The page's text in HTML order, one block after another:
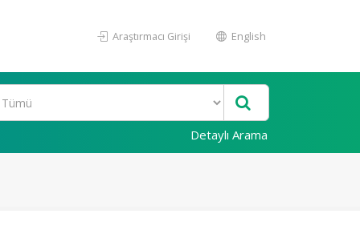
Araştırmacı Girişi English
Detaylı Arama